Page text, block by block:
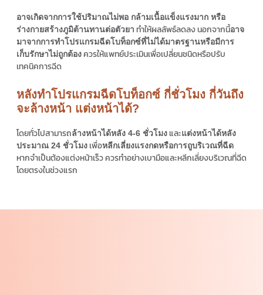
อาจเกิดจากการใช้ปริมาณไม่พอ กล้ามเนื้อแข็งแรงมาก หรือ
ร่างกายสร้างภูมิต้านทานต่อตัวยา ทำให้ผลลัพธ์ลดลง นอกจากนี้อาจ
มาจากการทำโปรแกรมฉีดโบท็อกซ์ที่ไม่ได้มาตรฐานหรือมีการ
เก็บรักษาไม่ถูกต้อง ควรให้แพทย์ประเมินเพื่อเปลี่ยนชนิดหรือปรับ
เทคนิคการฉีด
หลังทำโปรแกรมฉีดโบท็อกซ์ กี่ชั่วโมง กี่วันถึง
จะล้างหน้า แต่งหน้าได้?
โดยทั่วไปสามารถล้างหน้าได้หลัง 4-6 ชั่วโมง และแต่งหน้าได้หลัง
ประมาณ 24 ชั่วโมง เพื่อหลีกเลี่ยงแรงกดหรือการถูบริเวณที่ฉีด
หากจำเป็นต้องแต่งหน้าเร็ว ควรทำอย่างเบามือและหลีกเลี่ยงบริเวณที่ฉีด
โดยตรงในช่วงแรก